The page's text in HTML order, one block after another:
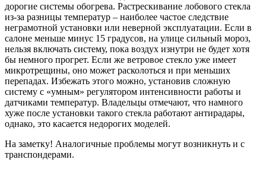
дорогие системы обогрева. Растрескивание лобового стекла
из-за разницы температур – наиболее частое следствие
неграмотной установки или неверной эксплуатации. Если в
салоне меньше минус 15 градусов, на улице сильный мороз,
нельзя включать систему, пока воздух изнутри не будет хотя
бы немного прогрет. Если же ветровое стекло уже имеет
микротрещины, оно может расколоться и при меньших
перепадах. Избежать этого можно, установив сложную
систему с «умным» регулятором интенсивности работы и
датчиками температур. Владельцы отмечают, что намного
хуже после установки такого стекла работают антирадары,
однако, это касается недорогих моделей.
На заметку! Аналогичные проблемы могут возникнуть и с
транспондерами.